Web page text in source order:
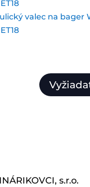
s.r.o.